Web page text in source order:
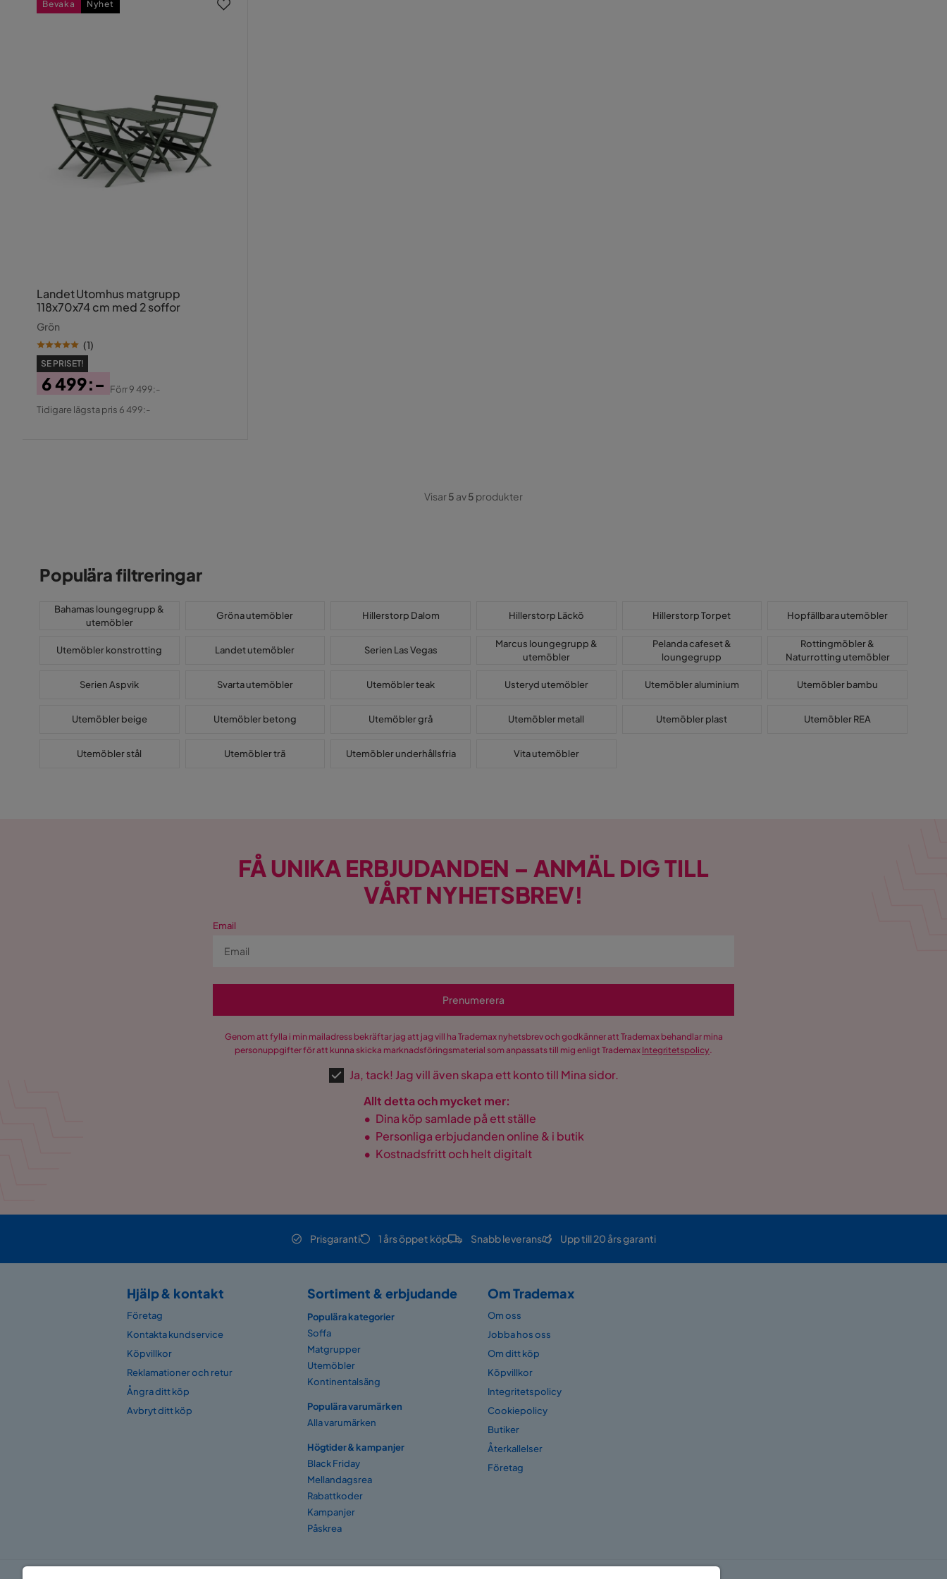
Landet Utomhus matgrupp
118x70x74 cm med 2 soffor
Grön
(1)
SE PRISET!
Pris
6 499:-
Original
Förr9 499:-
Tidigare lägsta pris 6 499:-
Bevaka Nyhet
Visar5 av5 produkter
Populära filtreringar
Bahamas loungegrupp &
utemöbler
Gröna utemöbler Hillerstorp Dalom Hillerstorp Läckö Hillerstorp Torpet Hopfällbara utemöbler
Utemöbler konstrotting Landet utemöbler Serien Las Vegas
Marcus loungegrupp &
utemöbler
Pelanda cafeset &
loungegrupp
Rottingmöbler &
Naturrotting utemöbler
Serien Aspvik Svarta utemöbler Utemöbler teak Usteryd utemöbler Utemöbler aluminium Utemöbler bambu
Utemöbler beige Utemöbler betong Utemöbler grå Utemöbler metall Utemöbler plast Utemöbler REA
Utemöbler stål Utemöbler trä Utemöbler underhållsfria Vita utemöbler
FÅ UNIKA ERBJUDANDEN – ANMÄL DIG TILL
VÅRT NYHETSBREV!
Email
Prenumerera
Genom att fylla i min mailadress bekräftar jag att jag vill ha Trademax nyhetsbrev och godkänner att Trademax behandlar mina
personuppgifter för att kunna skicka marknadsföringsmaterial som anpassats till mig enligt Trademax Integritetspolicy.
Ja, tack! Jag vill även skapa ett konto till Mina sidor.
Allt detta och mycket mer:
• Dina köp samlade på ett ställe
• Personliga erbjudanden online & i butik
• Kostnadsfritt och helt digitalt
Prisgaranti 1 års öppet köp Snabb leverans Upp till 20 års garanti
Hjälp & kontakt
Företag
Kontakta kundservice
Köpvillkor
Reklamationer och retur
Ångra ditt köp
Avbryt ditt köp
Sortiment & erbjudande
Populära kategorier
Soffa
Matgrupper
Utemöbler
Kontinentalsäng
Populära varumärken
Alla varumärken
Högtider & kampanjer
Black Friday
Mellandagsrea
Rabattkoder
Kampanjer
Påskrea
Om Trademax
Om oss
Jobba hos oss
Om ditt köp
Köpvillkor
Integritetspolicy
Cookiepolicy
Butiker
Återkallelser
Företag